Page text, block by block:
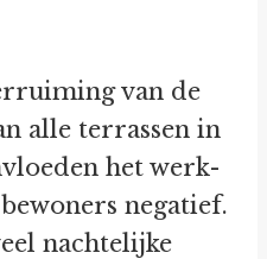
van de
alle terrassen in
het werk-
negatief.
nachtelijke